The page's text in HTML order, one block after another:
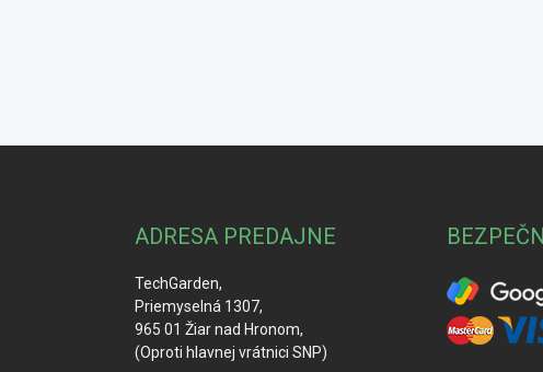
ADRESA PREDAJNE
TechGarden,
Priemyselná 1307,
965 01 Žiar nad Hronom,
(Oproti hlavnej vrátnici SNP)